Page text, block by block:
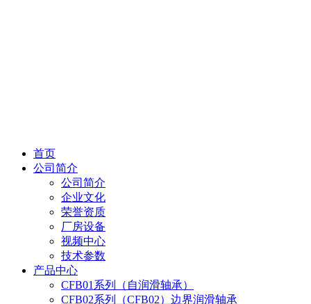
首页
公司简介
公司简介
企业文化
荣誉资质
厂房设备
视频中心
技术参数
产品中心
CFB01系列（自润滑轴承）
CFB02系列（CFB02）边界润滑轴承